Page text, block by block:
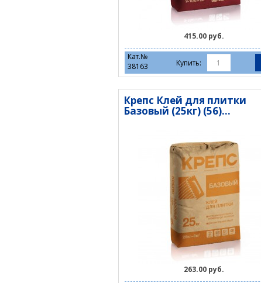
415.00 руб.
Кат.№
38163
Купить:
Крепс Клей для плитки
Базовый (25кг) (56)...
263.00 руб.